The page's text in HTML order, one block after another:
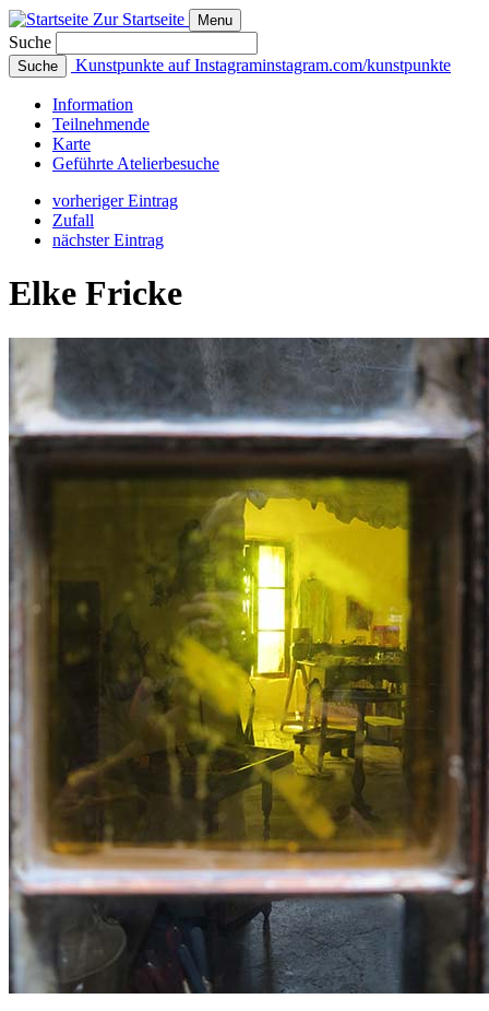
Zur Startseite Menu
Suche
Suche Kunstpunkte auf Instagraminstagram.com/kunstpunkte
Information
Teilnehmende
Karte
Geführte Atelierbesuche
vorheriger Eintrag
Zufall
nächster Eintrag
Elke Fricke